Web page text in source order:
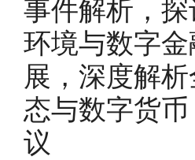
事件解析，
环境与数字
展，深度解
态与数字货
议